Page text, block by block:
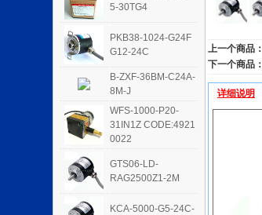
5-30TG4
PKB38-1024-G24F
G12-24C
B-ZXF-36BM-C24A-
8M-J
WFS-1000-P20-
31IN1Z CODE:4921
0022
GTS06-LD-
RAG2500Z1-2M
KCA-5000-G5-24C-
上一个商品：
下一个商品：
详细说明